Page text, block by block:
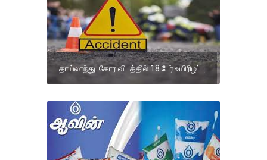
தாய்லாந்து: கோர விபத்தில் 18 பேர் உயிரிழப்பு